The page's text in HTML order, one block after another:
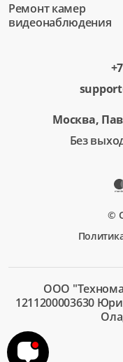
Ремонт камер
видеонаблюдения
Москва,
Без
©
ООО
1211200003630